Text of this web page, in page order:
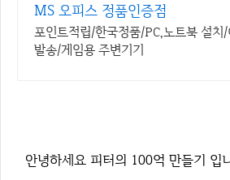
MS 오피스 정품인증점
포인트적립/한국정품/PC,노트북 설치
발송/게임용 주변기기
안녕하세요 피터의 100억 만들기 입